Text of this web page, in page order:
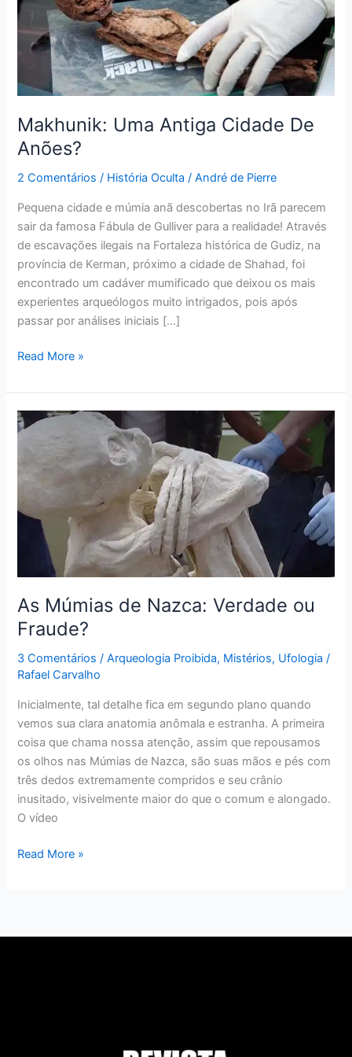
Makhunik: Uma Antiga Cidade De
Anões?
2 Comentários / História Oculta /André de Pierre
Pequena cidade e múmia anã descobertas no Irã parecem
sair da famosa Fábula de Gulliver para a realidade! Através
de escavações ilegais na Fortaleza histórica de Gudiz, na
província de Kerman, próximo a cidade de Shahad, foi
encontrado um cadáver mumificado que deixou os mais
experientes arqueólogos muito intrigados, pois após
passar por análises iniciais […]
Anões?
Read More »
As Múmias de Nazca: Verdade ou
Fraude?
3 Comentários /Arqueologia Proibida, Mistérios, Ufologia /
Rafael Carvalho
Inicialmente, tal detalhe fica em segundo plano quando
vemos sua clara anatomia anômala e estranha. A primeira
coisa que chama nossa atenção, assim que repousamos
os olhos nas Múmias de Nazca, são suas mãos e pés com
três dedos extremamente compridos e seu crânio
inusitado, visivelmente maior do que o comum e alongado.
O vídeo
As
Múmias
Nazca:
ou
Fraude?
Read More »